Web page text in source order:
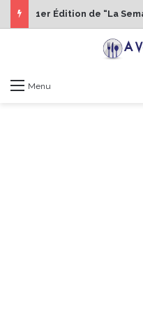
Menu